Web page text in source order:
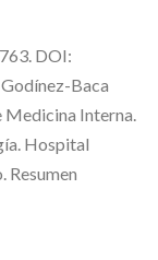
DOI:
Baca
Medicina Interna.
Hospital